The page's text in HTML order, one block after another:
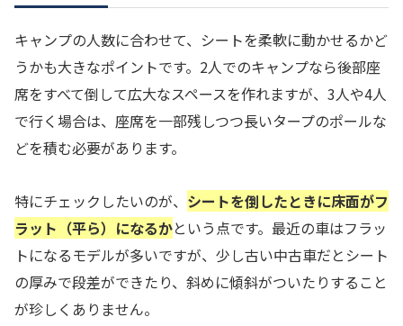
キャンプの人数に合わせて、シートを柔軟に動かせるかど
うかも大きなポイントです。2人でのキャンプなら後部座
席をすべて倒して広大なスペースを作れますが、3人や4人
で行く場合は、座席を一部残しつつ長いタープのポールな
どを積む必要があります。
特にチェックしたいのが、 シートを倒したときに床面がフ
ラット（平ら）になるかという点です。最近の車はフラッ
トになるモデルが多いですが、少し古い中古車だとシート
の厚みで段差ができたり、斜めに傾斜がついたりすること
が珍しくありません。